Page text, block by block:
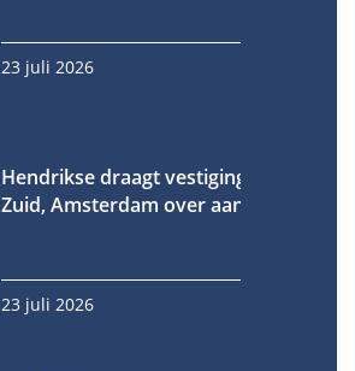
23 juli 2026
Hendrikse draagt vestiging in Oud-
Zuid, Amsterdam over aan Fornet
23 juli 2026